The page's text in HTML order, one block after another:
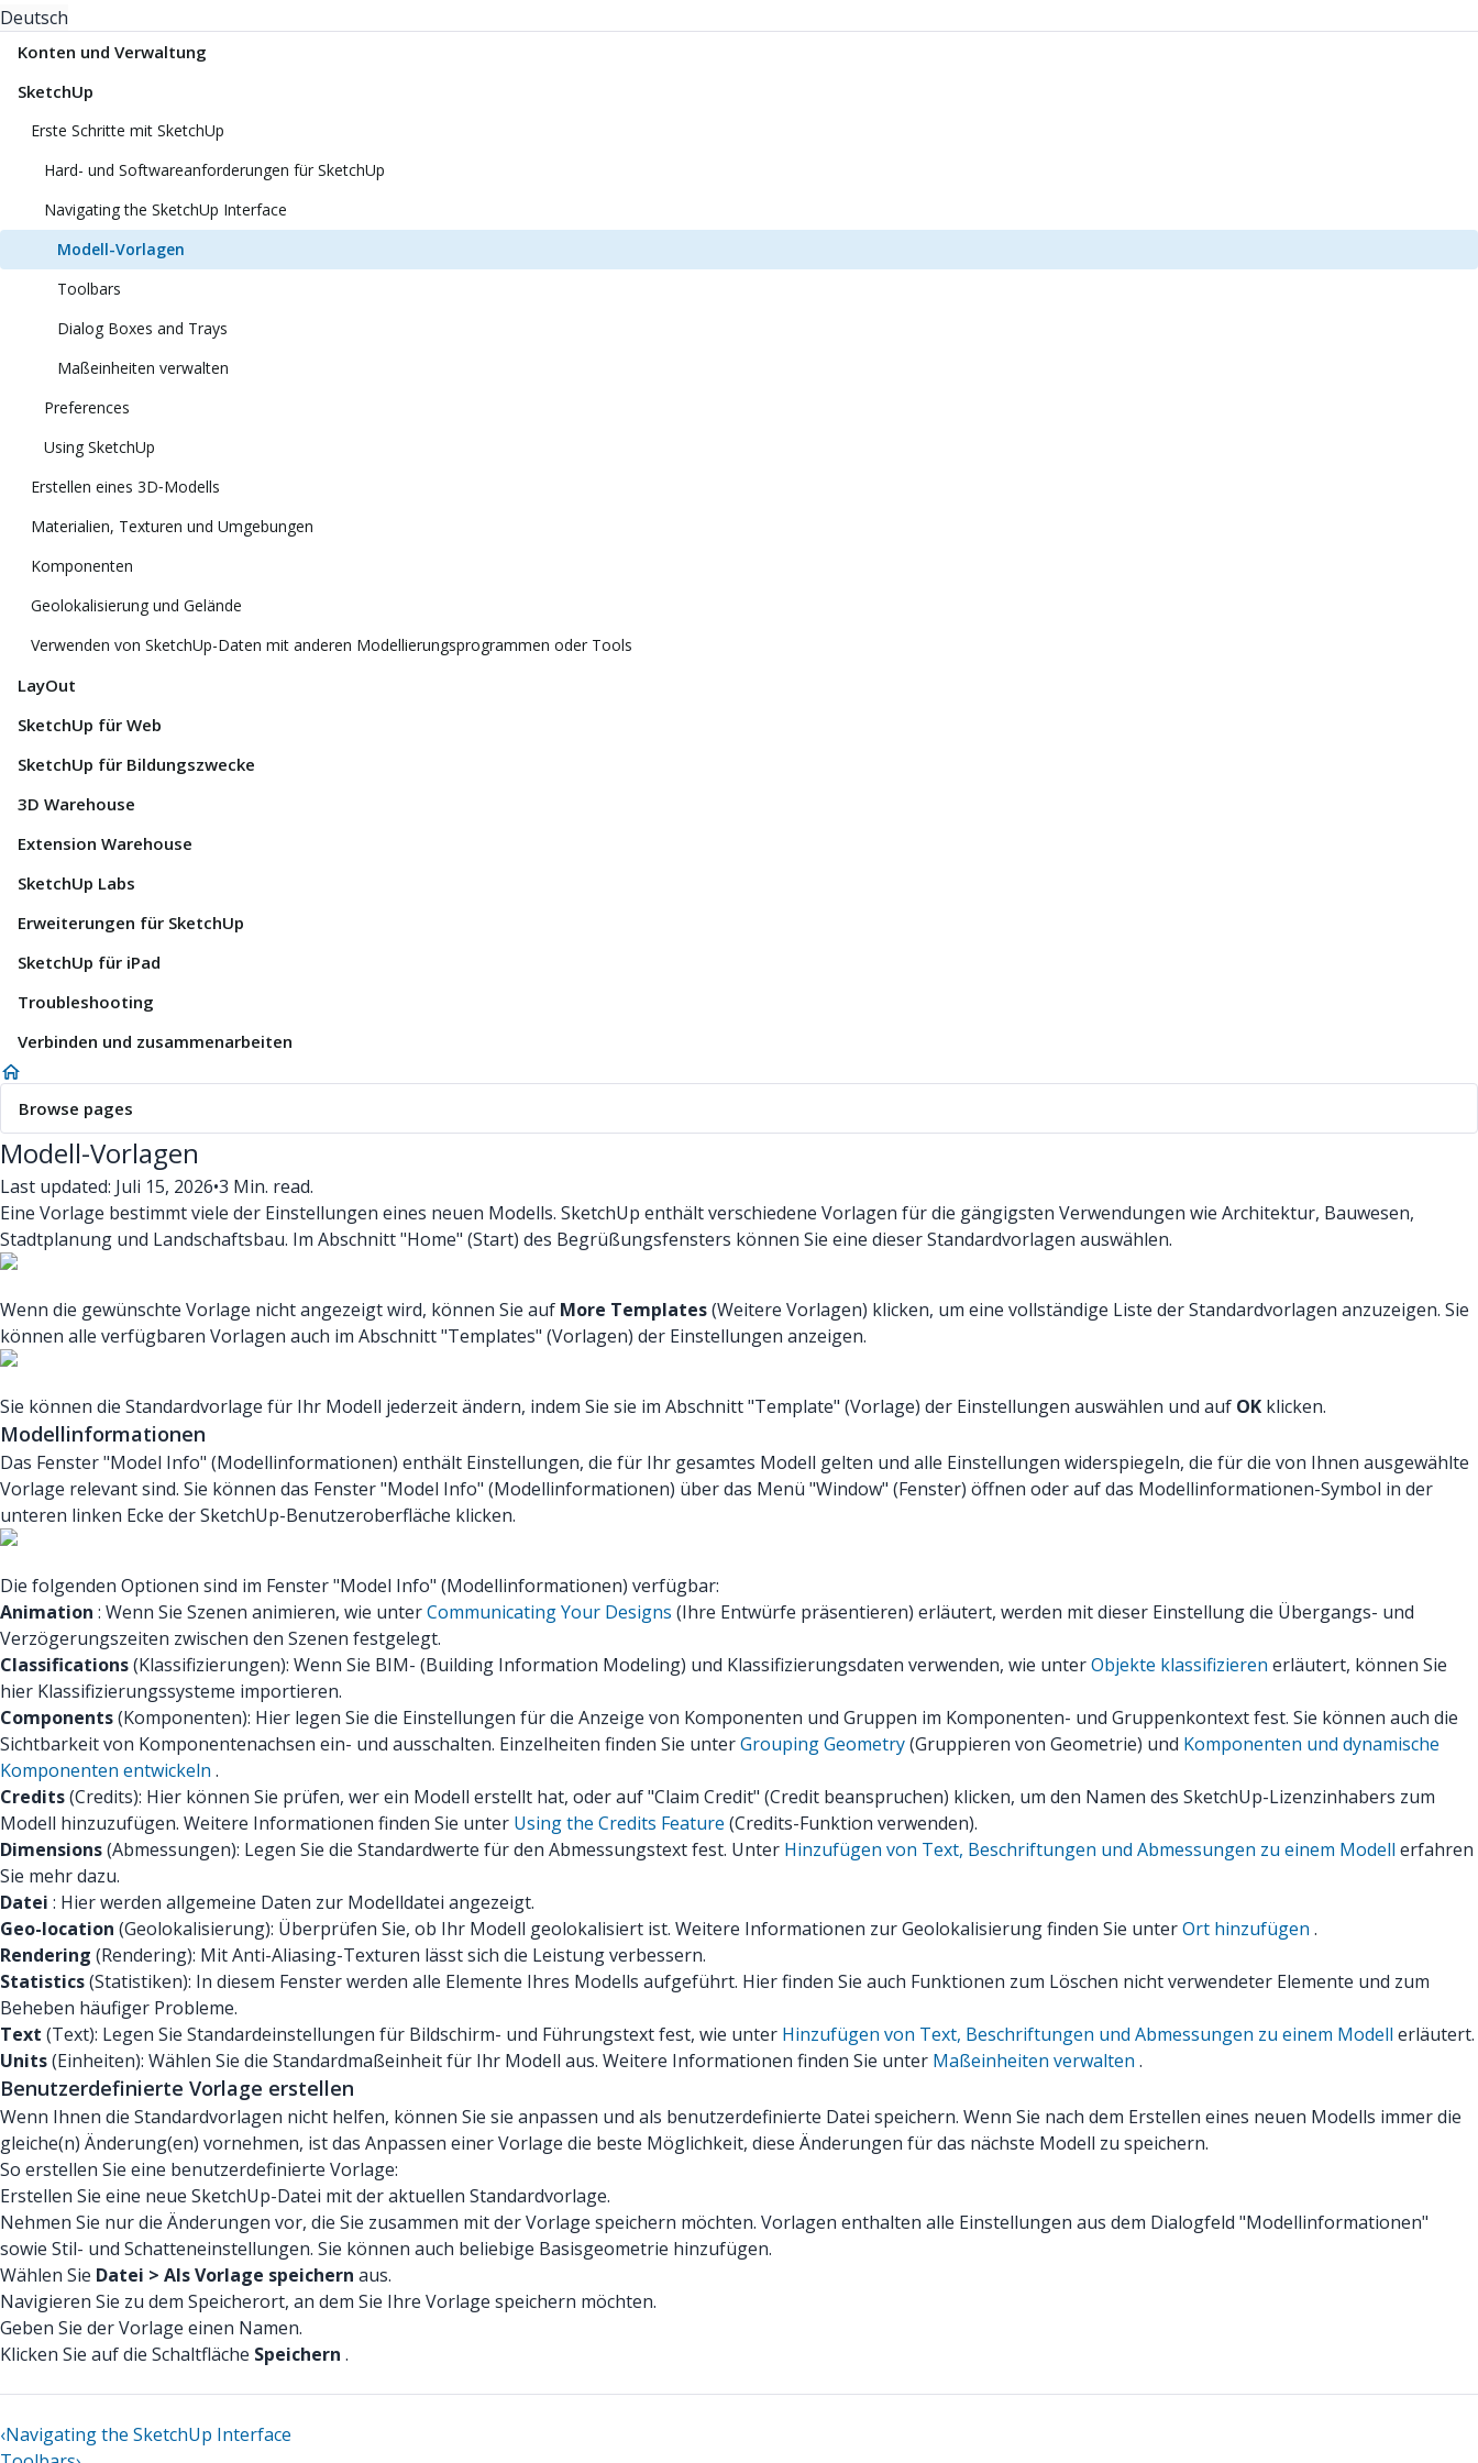
Deutsch
Konten und Verwaltung
SketchUp
Erste Schritte mit SketchUp
Hard- und Softwareanforderungen für SketchUp
Navigating the SketchUp Interface
Modell-Vorlagen
Toolbars
Dialog Boxes and Trays
Maßeinheiten verwalten
Preferences
Using SketchUp
Erstellen eines 3D‑Modells
Materialien, Texturen und Umgebungen
Komponenten
Geolokalisierung und Gelände
Verwenden von SketchUp-Daten mit anderen Modellierungsprogrammen oder Tools
LayOut
SketchUp für Web
SketchUp für Bildungszwecke
3D Warehouse
Extension Warehouse
SketchUp Labs
Erweiterungen für SketchUp
SketchUp für iPad
Troubleshooting
Verbinden und zusammenarbeiten
Browse pages
Modell-Vorlagen
Last updated: Juli 15, 2026•3 Min. read.
Eine Vorlage bestimmt viele der Einstellungen eines neuen Modells. SketchUp enthält verschiedene Vorlagen für die gängigsten Verwendungen wie Architektur, Bauwesen,
Stadtplanung und Landschaftsbau. Im Abschnitt "Home" (Start) des Begrüßungsfensters können Sie eine dieser Standardvorlagen auswählen.
Wenn die gewünschte Vorlage nicht angezeigt wird, können Sie auf More Templates(Weitere Vorlagen) klicken, um eine vollständige Liste der Standardvorlagen anzuzeigen. Sie
können alle verfügbaren Vorlagen auch im Abschnitt "Templates" (Vorlagen) der Einstellungen anzeigen.
Sie können die Standardvorlage für Ihr Modell jederzeit ändern, indem Sie sie im Abschnitt "Template" (Vorlage) der Einstellungen auswählen und auf OK klicken.
Modellinformationen
Das Fenster "Model Info" (Modellinformationen) enthält Einstellungen, die für Ihr gesamtes Modell gelten und alle Einstellungen widerspiegeln, die für die von Ihnen ausgewählte
Vorlage relevant sind. Sie können das Fenster "Model Info" (Modellinformationen) über das Menü "Window" (Fenster) öffnen oder auf das Modellinformationen-Symbol in der
unteren linken Ecke der SketchUp-Benutzeroberfläche klicken.
Die folgenden Optionen sind im Fenster "Model Info" (Modellinformationen) verfügbar:
Animation : Wenn Sie Szenen animieren, wie unterCommunicating Your Designs (Ihre Entwürfe präsentieren) erläutert, werden mit dieser Einstellung die Übergangs- und
Verzögerungszeiten zwischen den Szenen festgelegt.
Classifications(Klassifizierungen): Wenn Sie BIM- (Building Information Modeling) und Klassifizierungsdaten verwenden, wie unterObjekte klassifizieren erläutert, können Sie
hier Klassifizierungssysteme importieren.
Components(Komponenten): Hier legen Sie die Einstellungen für die Anzeige von Komponenten und Gruppen im Komponenten- und Gruppenkontext fest. Sie können auch die
Sichtbarkeit von Komponentenachsen ein- und ausschalten. Einzelheiten finden Sie unterGrouping Geometry(Gruppieren von Geometrie) und Komponenten und dynamische
Komponenten entwickeln .
Credits(Credits): Hier können Sie prüfen, wer ein Modell erstellt hat, oder auf "Claim Credit" (Credit beanspruchen) klicken, um den Namen des SketchUp-Lizenzinhabers zum
Modell hinzuzufügen. Weitere Informationen finden Sie unter Using the Credits Feature (Credits-Funktion verwenden).
Dimensions(Abmessungen): Legen Sie die Standardwerte für den Abmessungstext fest. Unter Hinzufügen von Text, Beschriftungen und Abmessungen zu einem Modell erfahren
Sie mehr dazu.
Datei : Hier werden allgemeine Daten zur Modelldatei angezeigt.
Geo-location (Geolokalisierung): Überprüfen Sie, ob Ihr Modell geolokalisiert ist. Weitere Informationen zur Geolokalisierung finden Sie unterOrt hinzufügen .
Rendering (Rendering): Mit Anti-Aliasing-Texturen lässt sich die Leistung verbessern.
Statistics(Statistiken): In diesem Fenster werden alle Elemente Ihres Modells aufgeführt. Hier finden Sie auch Funktionen zum Löschen nicht verwendeter Elemente und zum
Beheben häufiger Probleme.
Text (Text): Legen Sie Standardeinstellungen für Bildschirm- und Führungstext fest, wie unter Hinzufügen von Text, Beschriftungen und Abmessungen zu einem Modell erläutert.
Units(Einheiten): Wählen Sie die Standardmaßeinheit für Ihr Modell aus. Weitere Informationen finden Sie unter Maßeinheiten verwalten .
Benutzerdefinierte Vorlage erstellen
Wenn Ihnen die Standardvorlagen nicht helfen, können Sie sie anpassen und als benutzerdefinierte Datei speichern. Wenn Sie nach dem Erstellen eines neuen Modells immer die
gleiche(n) Änderung(en) vornehmen, ist das Anpassen einer Vorlage die beste Möglichkeit, diese Änderungen für das nächste Modell zu speichern.
So erstellen Sie eine benutzerdefinierte Vorlage:
Erstellen Sie eine neue SketchUp-Datei mit der aktuellen Standardvorlage.
Nehmen Sie nur die Änderungen vor, die Sie zusammen mit der Vorlage speichern möchten. Vorlagen enthalten alle Einstellungen aus dem Dialogfeld "Modellinformationen"
sowie Stil- und Schatteneinstellungen. Sie können auch beliebige Basisgeometrie hinzufügen.
Wählen Sie Datei > Als Vorlage speichern aus.
Navigieren Sie zu dem Speicherort, an dem Sie Ihre Vorlage speichern möchten.
Geben Sie der Vorlage einen Namen.
Klicken Sie auf die Schaltfläche Speichern .
‹Navigating the SketchUp Interface